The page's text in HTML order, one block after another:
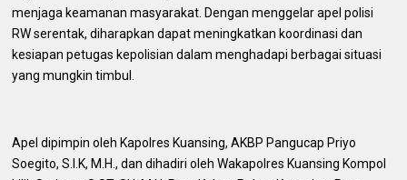
menjaga keamanan masyarakat. Dengan menggelar apel polisi
RW serentak, diharapkan dapat meningkatkan koordinasi dan
kesiapan petugas kepolisian dalam menghadapi berbagai situasi
yang mungkin timbul.
Apel dipimpin oleh Kapolres Kuansing, AKBP Pangucap Priyo
Soegito, S.I.K, M.H., dan dihadiri oleh Wakapolres Kuansing Kompol